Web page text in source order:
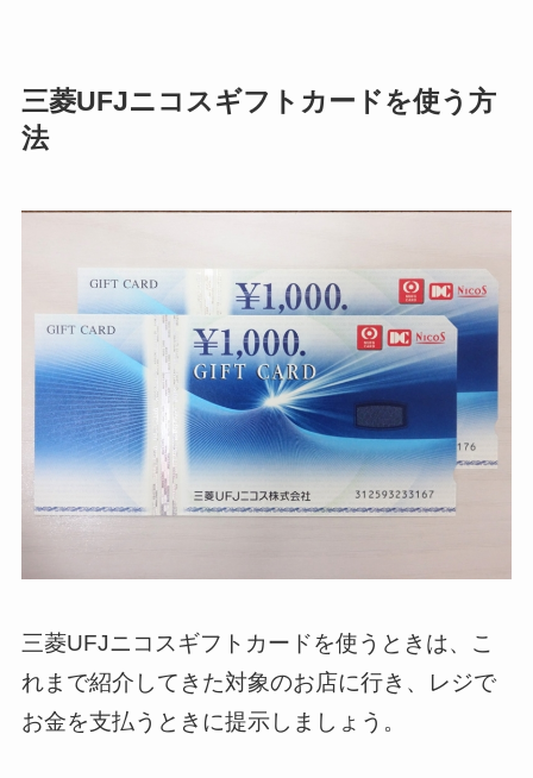
三菱UFJニコスギフトカードを使う方
法
三菱UFJニコスギフトカードを使うときは、こ
れまで紹介してきた対象のお店に行き、レジで
お金を支払うときに提示しましょう。